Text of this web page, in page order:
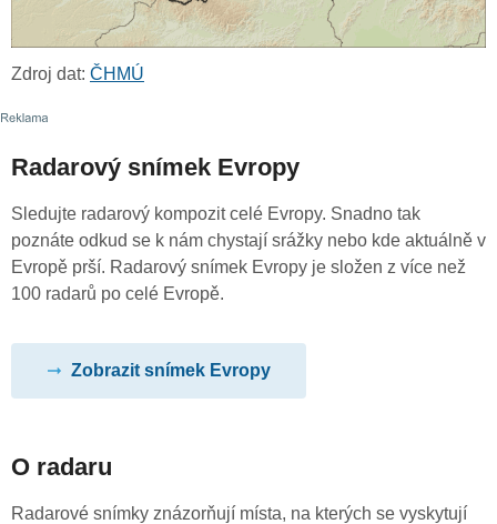
Zdroj dat: ČHMÚ
Radarový snímek Evropy
Sledujte radarový kompozit celé Evropy. Snadno tak
poznáte odkud se k nám chystají srážky nebo kde aktuálně v
Evropě prší. Radarový snímek Evropy je složen z více než
100 radarů po celé Evropě.
Zobrazit snímek Evropy
O radaru
Radarové snímky znázorňují místa, na kterých se vyskytují